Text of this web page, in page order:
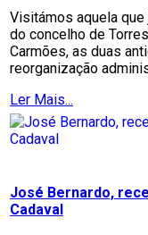
Visitámos aquela
do concelho de
Carmões, as duas
reorganização
Ler Mais...
José Bernardo,
Cadaval